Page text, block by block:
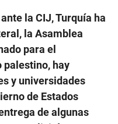
la CIJ, Turquía ha
la Asamblea
para el
palestino, hay
y universidades
de Estados
de algunas